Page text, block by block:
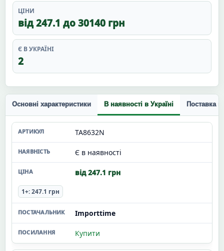
ЦІНИ
від 247.1 до 30140 грн
Є В УКРАЇНІ
2
Основні характеристики В наявності в Україні Поставка
TA8632N
Є в наявності
від 247.1 грн
1+: 247.1 грн
Importtime
Купити